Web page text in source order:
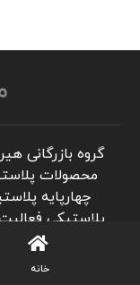
گروه بازرگانی
محصولات
چهارپایه
پلاستیکی
مسیری هموار
خانه